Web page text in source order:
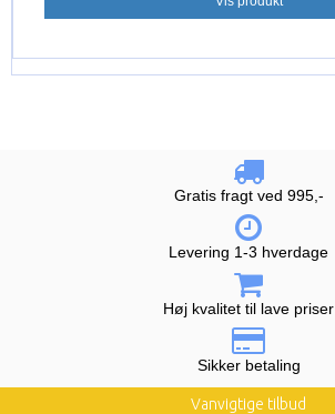
Gratis fragt ved 995,-
Levering 1-3 hverdage
Høj kvalitet til lave priser
Sikker betaling
Vanvigtige tilbud